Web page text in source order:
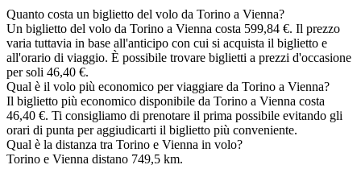
Quanto costa un biglietto del volo da Torino a Vienna?
Un biglietto del volo da Torino a Vienna costa 599,84 €. Il prezzo
varia tuttavia in base all'anticipo con cui si acquista il biglietto e
all'orario di viaggio. È possibile trovare biglietti a prezzi d'occasione
per soli 46,40 €.
Qual è il volo più economico per viaggiare da Torino a Vienna?
Il biglietto più economico disponibile da Torino a Vienna costa
46,40 €. Ti consigliamo di prenotare il prima possibile evitando gli
orari di punta per aggiudicarti il biglietto più conveniente.
Qual è la distanza tra Torino e Vienna in volo?
Torino e Vienna distano 749,5 km.